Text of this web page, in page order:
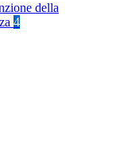
della
4